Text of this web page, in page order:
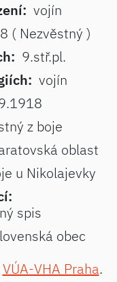
vojín
( Nezvěstný )
9.stř.pl.
vojín
z boje
oblast
u Nikolajevky
spis
obec
VÚA-VHA Praha.